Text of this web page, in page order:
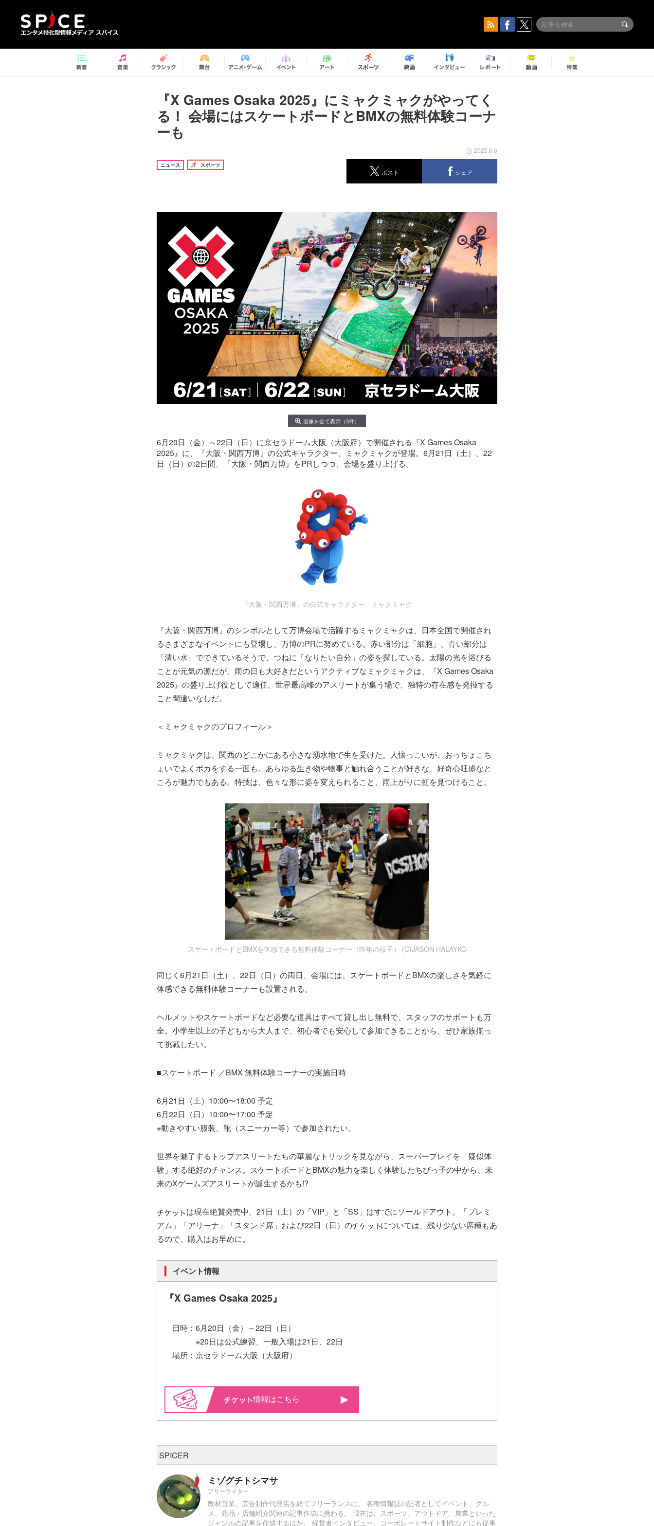
『X Games Osaka 2025』にミャクミャクがやってく
る！ 会場にはスケートボードとBMXの無料体験コーナ
ーも
ニュース スポーツ
2025.6.6
ポスト シェア
画像を全て表示（3件）
6月20日（金）～22日（日）に京セラドーム大阪（大阪府）で開催される『X Games Osaka
2025』に、『大阪・関西万博』の公式キャラクター、ミャクミャクが登場。6月21日（土）、22
日（日）の2日間、『大阪・関西万博』をPRしつつ、会場を盛り上げる。
『大阪・関西万博』の公式キャラクター、ミャクミャク
『大阪・関西万博』のシンボルとして万博会場で活躍するミャクミャクは、日本全国で開催され
るさまざまなイベントにも登場し、万博のPRに努めている。赤い部分は「細胞」、青い部分は
「清い水」でできているそうで、つねに「なりたい自分」の姿を探している。太陽の光を浴びる
ことが元気の源だが、雨の日も大好きだというアクティブなミャクミャクは、『X Games Osaka
2025』の盛り上げ役として適任。世界最高峰のアスリートが集う場で、独特の存在感を発揮する
こと間違いなしだ。
＜ミャクミャクのプロフィール＞
ミャクミャクは、関西のどこかにある小さな湧水地で生を受けた。人懐っこいが、おっちょこち
ょいでよくポカをする一面も。あらゆる生き物や物事と触れ合うことが好きな、好奇心旺盛なと
ころが魅力でもある。特技は、色々な形に姿を変えられること、雨上がりに虹を見つけること。
スケートボードとBMXを体感できる無料体験コーナー（昨年の様子） (C)JASON HALAYKO
同じく6月21日（土）、22日（日）の両日、会場には、スケートボードとBMXの楽しさを気軽に
体感できる無料体験コーナーも設置される。
ヘルメットやスケートボードなど必要な道具はすべて貸し出し無料で、スタッフのサポートも万
全。小学生以上の子どもから大人まで、初心者でも安心して参加できることから、ぜひ家族揃っ
て挑戦したい。
■スケートボード ／BMX 無料体験コーナーの実施日時
6月21日（土）10:00〜18:00 予定
6月22日（日）10:00〜17:00 予定
※動きやすい服装、靴（スニーカー等）で参加されたい。
世界を魅了するトップアスリートたちの華麗なトリックを見ながら、スーパープレイを「疑似体
験」する絶好のチャンス。スケートボードとBMXの魅力を楽しく体験したちびっ子の中から、未
来のXゲームズアスリートが誕生するかも!?
は現在絶賛発売中。21日（土）の「VIP」と「SS」はすでにソールドアウト。「プレミ
アム」「アリーナ」「スタンド席」および22日（日）の
については、残り少ない席種もあ
るので、購入はお早めに。
イベント情報
『X Games Osaka 2025』
日時：6月20日（金）～22日（日）
※20日は公式練習、一般入場は21日、22日
場所：京セラドーム大阪（大阪府）
情報はこちら
SPICER
ミゾグチトシマサ
フリーライター
教材営業、広告制作代理店を経てフリーランスに。 各種情報誌の記者としてイベント、グル
メ、商品・店舗紹介関連の記事作成に携わる。 現在は、スポーツ、アウトドア、農業といった
ジャンルの記事を作成するほか、 経営者インタビュー、コーポレートサイト制作などにも従事